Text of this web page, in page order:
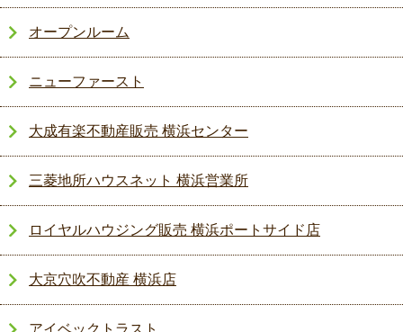
オープンルーム
ニューファースト
大成有楽不動産販売 横浜センター
三菱地所ハウスネット 横浜営業所
ロイヤルハウジング販売 横浜ポートサイド店
大京穴吹不動産 横浜店
アイベックトラスト